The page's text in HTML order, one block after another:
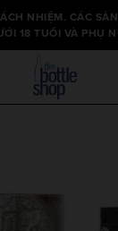
NHIỆM. CÁC
18 TUỔI VÀ PHỤ